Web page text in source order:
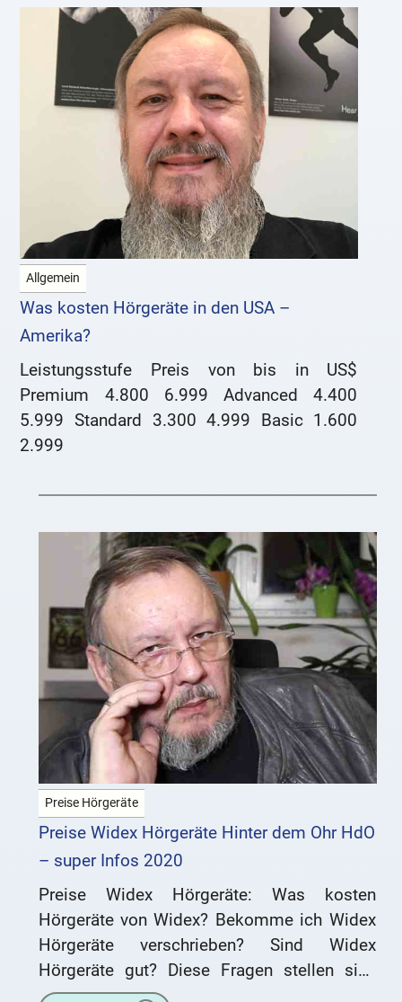
Allgemein
Was kosten Hörgeräte in den USA –
Amerika?
Leistungsstufe Preis von bis in US$
Premium 4.800 6.999 Advanced 4.400
5.999 Standard 3.300 4.999 Basic 1.600
2.999
Preise Hörgeräte
Preise Widex Hörgeräte Hinter dem Ohr HdO
– super Infos 2020
Preise Widex Hörgeräte: Was kosten
Hörgeräte von Widex? Bekomme ich Widex
Hörgeräte verschrieben? Sind Widex
Hörgeräte gut? Diese Fragen stellen sich
viele Schwerhörige, die gerade auf der Suche